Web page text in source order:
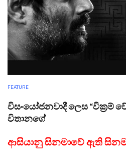
FEATURE
විසංයෝජනවාදී ලෙස “වික්‍රම්
විතානගේ
ආසියානු සිනමාවේ ඇති